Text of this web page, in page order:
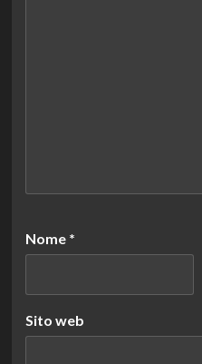
Nome *
Sito web